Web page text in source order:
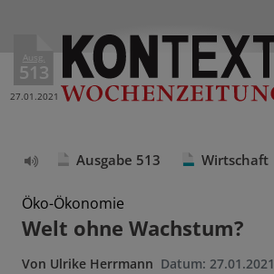
Ausg.
513
27.01.2021
vorlesen
Ausgabe 513 Wirtschaft
Öko-Ökonomie
Welt ohne Wachstum?
Von Ulrike Herrmann Datum: 27.01.2021